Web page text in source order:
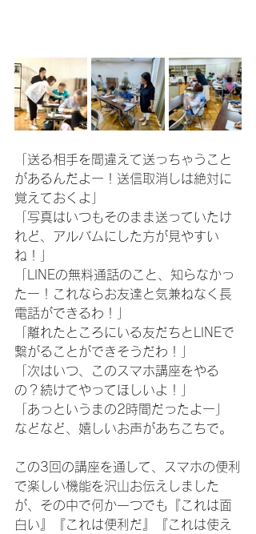
「送る相手を間違えて送っちゃうこと
があるんだよー！送信取消しは絶対に
覚えておくよ」
「写真はいつもそのまま送っていたけ
れど、アルバムにした方が見やすい
ね！」
「LINEの無料通話のこと、知らなかっ
たー！これならお友達と気兼ねなく長
電話ができるわ！」
「離れたところにいる友だちとLINEで
繋がることができそうだわ！」
「次はいつ、このスマホ講座をやる
の？続けてやってほしいよ！」
「あっというまの2時間だったよー」
などなど、嬉しいお声があちこちで。
この3回の講座を通して、スマホの便利
で楽しい機能を沢山お伝えしました
が、その中で何か一つでも『これは面
白い』『これは便利だ』『これは使え